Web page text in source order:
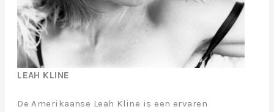
LEAH KLINE
De Amerikaanse Leah Kline is een ervaren